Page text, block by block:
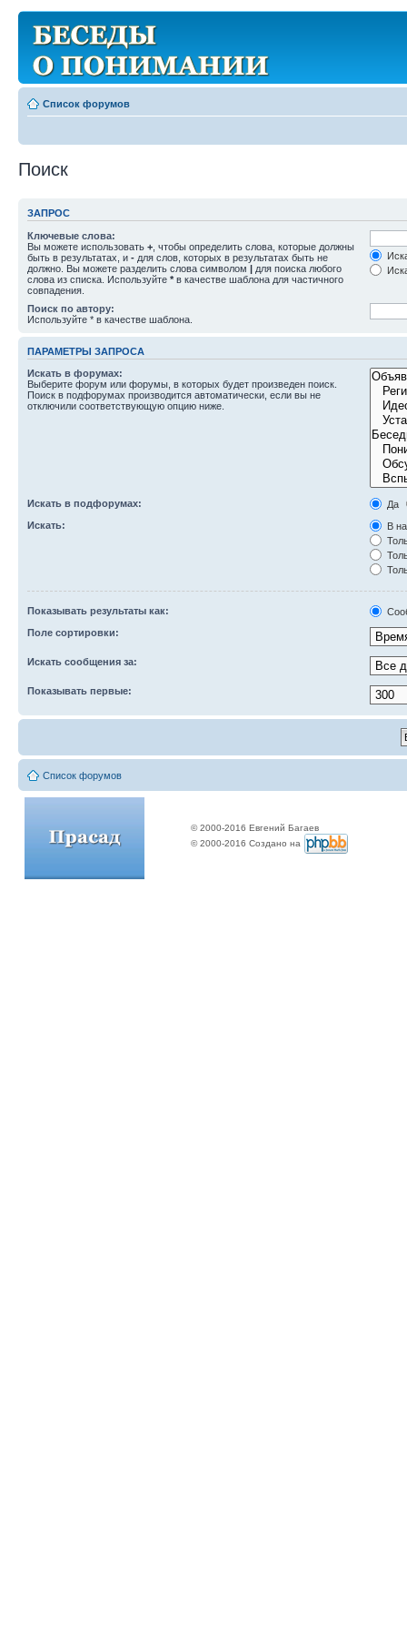
Список форумов
Поиск
ЗАПРОС
Ключевые слова:
Вы можете использовать + , чтобы определить слова, которые должны
быть в результатах, и - для слов, которых в результатах быть не
должно. Вы можете разделить слова символом | для поиска любого
слова из списка. Используйте * в качестве шаблона для частичного
совпадения.
Поиск по автору:
Используйте * в качестве шаблона.
ПАРАМЕТРЫ ЗАПРОСА
Искать в форумах:
Выберите форум или форумы, в которых будет произведен поиск.
Поиск в подфорумах производится автоматически, если вы не
отключили соответствующую опцию ниже.
Искать в подфорумах:
Да
Искать:
В
Показывать результаты как:
Поле сортировки:
Искать сообщения за:
Показывать первые:
Список форумов
© 2000-2016 Евгений Багаев
© 2000-2016 Создано на